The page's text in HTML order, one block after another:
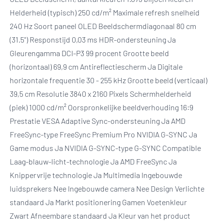
Helderheid (typisch) 250 cd/m² Maximale refresh snelheid
240 Hz Soort paneel OLED Beeldschermdiagonaal 80 cm
(31.5") Responstijd 0,03 ms HDR-ondersteuning Ja
Gleurengamma DCI-P3 99 procent Grootte beeld
(horizontaal) 69,9 cm Antireflectiescherm Ja Digitale
horizontale frequentie 30 - 255 kHz Grootte beeld (verticaal)
39,5 cm Resolutie 3840 x 2160 Pixels Schermhelderheid
(piek) 1000 cd/m² Oorspronkelijke beeldverhouding 16:9
Prestatie VESA Adaptive Sync-ondersteuning Ja AMD
FreeSync-type FreeSync Premium Pro NVIDIA G-SYNC Ja
Game modus Ja NVIDIA G-SYNC-type G-SYNC Compatible
Laag-blauw-licht-technologie Ja AMD FreeSync Ja
Knippervrije technologie Ja Multimedia Ingebouwde
luidsprekers Nee Ingebouwde camera Nee Design Verlichte
standaard Ja Markt positionering Gamen Voetenkleur
Zwart Afneembare standaard Ja Kleur van het product